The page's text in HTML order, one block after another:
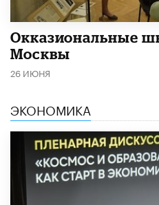
​Окказиональные
Москвы
26 ИЮНЯ
ЭКОНОМИКА